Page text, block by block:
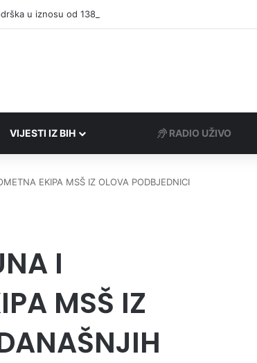
u iznosu od 138.000 KM
VIJESTI IZ BIH RADIO UŽIVO
EKIPA MSŠ IZ OLOVA PODBJEDNICI
I
MSŠ IZ